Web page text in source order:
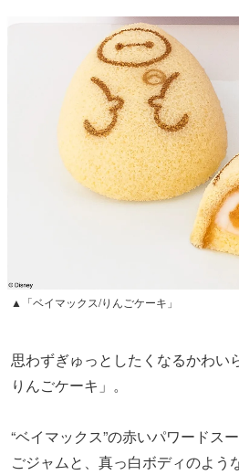
▲「ベイマックス/りんごケーキ」
思わずぎゅっとしたくなるかわい
りんごケーキ」。
“ベイマックス”の赤いパワードス
ごジャムと、真っ白ボディのよう